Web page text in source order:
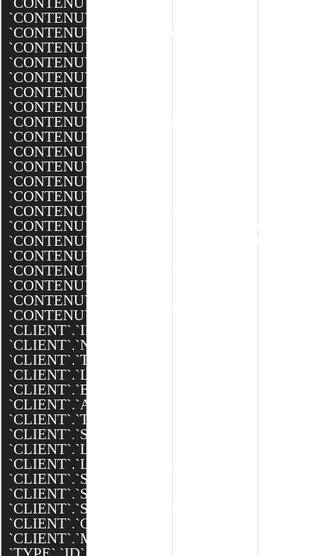
`CONTENU`.`CATEGORIE_ID`,
`CONTENU`.`CLIENT_ID`,
`CONTENU`.`TYPE_ID`,
`CONTENU`.`MODELE_ID`,
`CONTENU`.`NOM`,
`CONTENU`.`DATE`,
`CONTENU`.`TEXTE`,
`CONTENU`.`MINIATURE`,
`CONTENU`.`BANNIERE`,
`CONTENU`.`BANNIERE_XXL`,
`CONTENU`.`BANNIERE_XL`,
`CONTENU`.`BANNIERE_L`,
`CONTENU`.`BANNIERE_M`,
`CONTENU`.`EQUIPEMENTS`,
`CONTENU`.`DESCRIPTION_TECHNIQUES`,
`CONTENU`.`AFFICHER_PORTFOLIO`,
`CONTENU`.`SEO_SLUG`,
`CONTENU`.`SEO_TITLE`,
`CONTENU`.`SEO_DESCRIPTION`,
`CONTENU`.`CREATED`,
`CONTENU`.`MODIFIED`,
`CLIENT`.`ID`,
`CLIENT`.`NOM`,
`CLIENT`.`TEXTE`,
`CLIENT`.`LOGO`,
`CLIENT`.`BANNIERE`,
`CLIENT`.`ADRESSE`,
`CLIENT`.`TELEPHONE`,
`CLIENT`.`SITE_WEB`,
`CLIENT`.`LATITUDE`,
`CLIENT`.`LONGITUDE`,
`CLIENT`.`SEO_SLUG`,
`CLIENT`.`SEO_TITLE`,
`CLIENT`.`SEO_DESCRIPTION`,
`CLIENT`.`CREATED`,
`CLIENT`.`MODIFIED`,